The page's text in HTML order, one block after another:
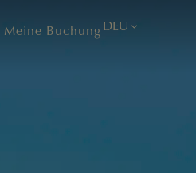
Meine BuchungDEU